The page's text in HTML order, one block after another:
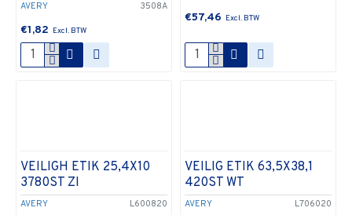
AVERY 3508A
€1,82
€57,46
AVERY L600820
VEILIGH ETIK 25,4X10
3780ST ZI
AVERY L706020
VEILIG ETIK 63,5X38,1
420ST WT